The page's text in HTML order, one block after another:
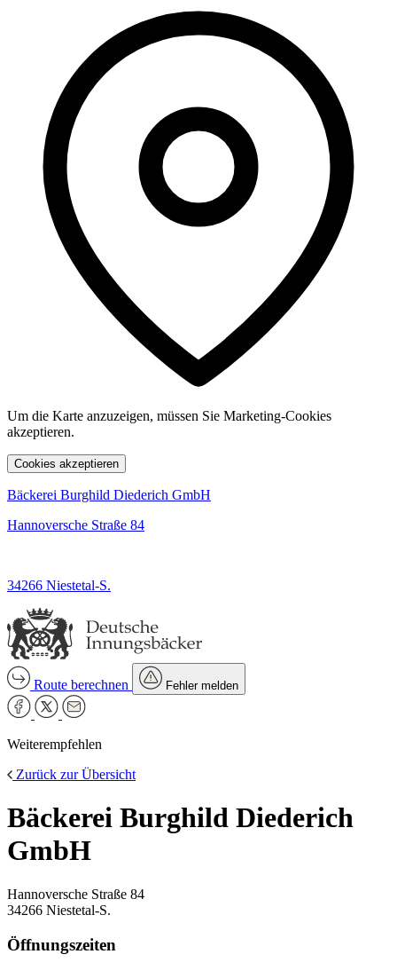
Um die Karte anzuzeigen, müssen Sie Marketing-Cookies
akzeptieren.
Cookies akzeptieren
Bäckerei Burghild Diederich GmbH
Hannoversche Straße 84
34266 Niestetal-S.
Route berechnen Fehler melden
Weiterempfehlen
Zurück zur Übersicht
Bäckerei Burghild Diederich
GmbH
Hannoversche Straße 84
34266 Niestetal-S.
Öffnungszeiten